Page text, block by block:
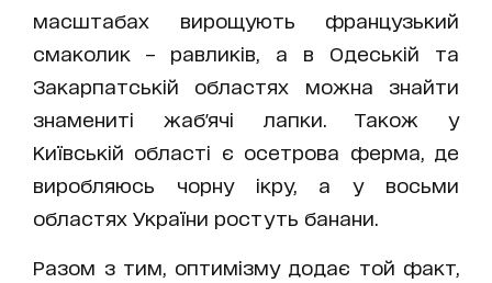
масштабах вирощують французький
смаколик – равликів, а в Одеській та
Закарпатській областях можна знайти
знамениті жаб'ячі лапки. Також у
Київській області є осетрова ферма, де
виробляюсь чорну ікру, а у восьми
областях України ростуть банани.
Разом з тим, оптимізму додає той факт,